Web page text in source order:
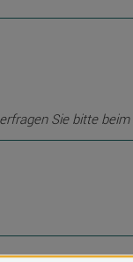
Sie bitte beim